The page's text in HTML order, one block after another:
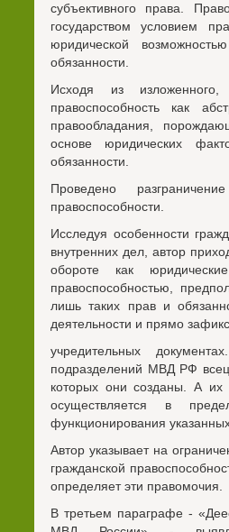
субъективного права.
государством условием
юридической
обязанности.
Исходя из изложенного,
правоспособность как
правообладания,
основе юридических
обязанности.
Проведено
правоспособности.
Исследуя особенности
внутренних дел, автор
обороте как
правоспособностью,
лишь таких прав и
деятельности и прямо
учредительных
подразделений МВД РФ
которых они созданы. А их
осуществляется в
функционирования
Автор указывает на
гражданской
определяет эти правомочия.
В третьем параграфе -